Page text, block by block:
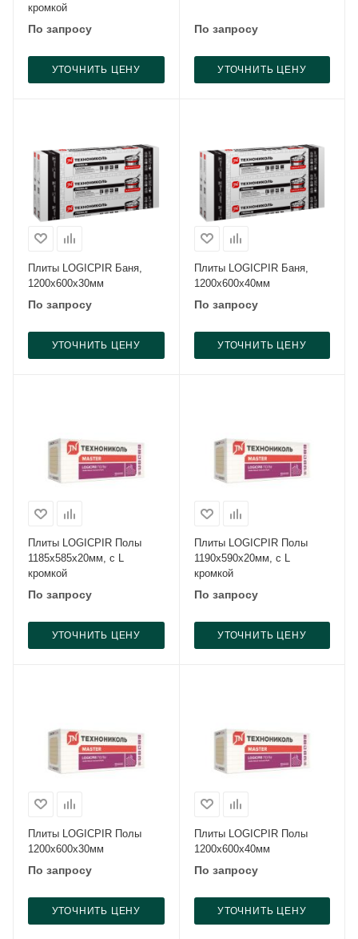
кромкой
По запросу
УТОЧНИТЬ ЦЕНУ
По запросу
УТОЧНИТЬ ЦЕНУ
Плиты LOGICPIR Баня,
1200x600x30мм
По запросу
УТОЧНИТЬ ЦЕНУ
Плиты LOGICPIR Баня,
1200x600x40мм
По запросу
УТОЧНИТЬ ЦЕНУ
Плиты LOGICPIR Полы
1185x585x20мм, с L
кромкой
По запросу
УТОЧНИТЬ ЦЕНУ
Плиты LOGICPIR Полы
1190x590x20мм, с L
кромкой
По запросу
УТОЧНИТЬ ЦЕНУ
Плиты LOGICPIR Полы
1200x600x30мм
По запросу
УТОЧНИТЬ ЦЕНУ
Плиты LOGICPIR Полы
1200x600x40мм
По запросу
УТОЧНИТЬ ЦЕНУ